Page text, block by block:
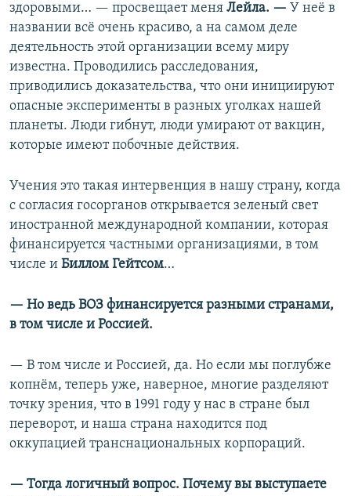
здоровыми… — просвещает меня Лейла. — У неё в
названии всё очень красиво, а на самом деле
деятельность этой организации всему миру
известна. Проводились расследования,
приводились доказательства, что они инициируют
опасные эксперименты в разных уголках нашей
планеты. Люди гибнут, люди умирают от вакцин,
которые имеют побочные действия.
Учения это такая интервенция в нашу страну, когда
с согласия госорганов открывается зеленый свет
иностранной международной компании, которая
финансируется частными организациями, в том
числе и Биллом Гейтсом…
— Но ведь ВОЗ финансируется разными странами,
в том числе и Россией.
— В том числе и Россией, да. Но если мы поглубже
копнём, теперь уже, наверное, многие разделяют
точку зрения, что в 1991 году у нас в стране был
переворот, и наша страна находится под
оккупацией транснациональных корпораций.
— Тогда логичный вопрос. Почему вы выступаете